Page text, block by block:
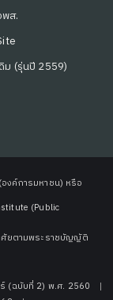
ส.
ม (รุ่นปี 2559)
งค์การมหาชน) หรือ
(Public
ศัยตามพระราชบัญญัติ
(ฉบับที่ 2) พ.ศ. 2560